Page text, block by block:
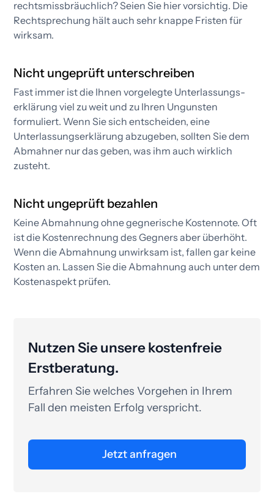
rechtsmissbräuchlich? Seien Sie hier vorsichtig. Die
Rechtsprechung hält auch sehr knappe Fristen für
wirksam.
Nicht ungeprüft unterschreiben
Fast immer ist die Ihnen vorgelegte Unterlassungs­
erklärung viel zu weit und zu Ihren Ungunsten
formuliert. Wenn Sie sich entscheiden, eine
Unterlassungs­erklärung abzugeben, sollten Sie dem
Abmahner nur das geben, was ihm auch wirklich
zusteht.
Nicht ungeprüft bezahlen
Keine Abmahnung ohne gegnerische Kostennote. Oft
ist die Kostenrechnung des Gegners aber überhöht.
Wenn die Abmahnung unwirksam ist, fallen gar keine
Kosten an. Lassen Sie die Abmahnung auch unter dem
Kostenaspekt prüfen.​
Nutzen Sie unsere kostenfreie
Erstberatung.
Erfahren Sie welches Vorgehen in Ihrem
Fall den meisten Erfolg verspricht.
Jetzt anfragen